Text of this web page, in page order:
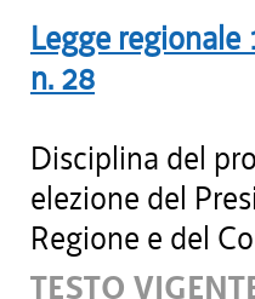
Legge regionale
n. 28
Disciplina del
elezione del
Regione e del
TESTO